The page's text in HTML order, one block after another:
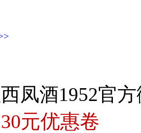
凤酒1952官
30元优惠卷